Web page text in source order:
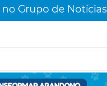
Grupo de Notícias